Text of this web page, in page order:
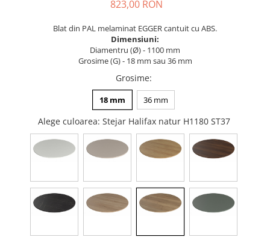
Sisteme pentru usi pliante
Accesorii dressing
Console si suporti polita
Accesorii pentru compartimentare
sertare
Organizatoare sertare
Orga-Line - Blum
Suruburi, coltare, elemente de
imbinare
Picioare si rotile mobilier
823,00 RON
Blat din PAL melaminat EGGER cantuit cu ABS.
Dimensiuni:
Diamentru (Ø) - 1100 mm
Grosime (G) - 18 mm sau 36 mm
Grosime:
18 mm 36 mm
Alege culoarea: Stejar Halifax natur H1180 ST37